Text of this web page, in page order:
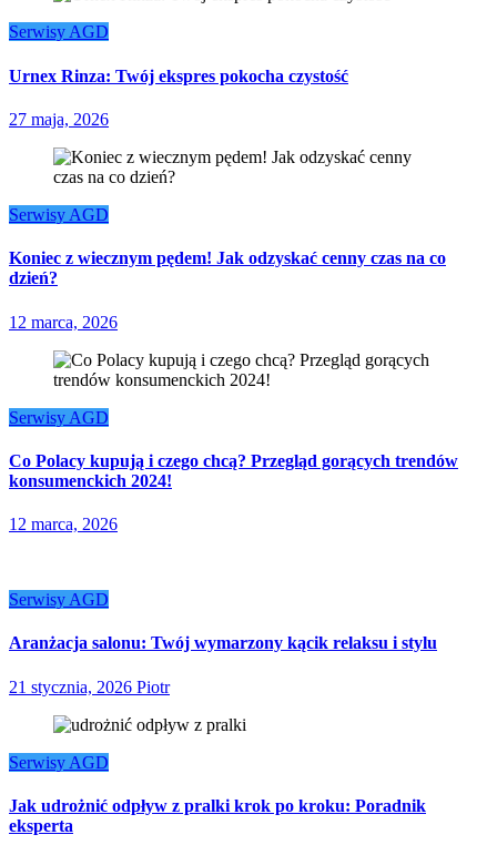
Serwisy AGD
Urnex Rinza: Twój ekspres pokocha czystość
27 maja, 2026
Serwisy AGD
Koniec z wiecznym pędem! Jak odzyskać cenny czas na co
dzień?
12 marca, 2026
Serwisy AGD
Co Polacy kupują i czego chcą? Przegląd gorących trendów
konsumenckich 2024!
12 marca, 2026
Serwisy AGD
Aranżacja salonu: Twój wymarzony kącik relaksu i stylu
21 stycznia, 2026 Piotr
Serwisy AGD
Jak udrożnić odpływ z pralki krok po kroku: Poradnik
eksperta